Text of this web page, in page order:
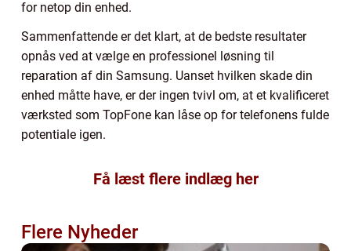
for netop din enhed.
Sammenfattende er det klart, at de bedste resultater
opnås ved at vælge en professionel løsning til
reparation af din Samsung. Uanset hvilken skade din
enhed måtte have, er der ingen tvivl om, at et kvalificeret
værksted som TopFone kan låse op for telefonens fulde
potentiale igen.
Få læst flere indlæg her
Flere Nyheder